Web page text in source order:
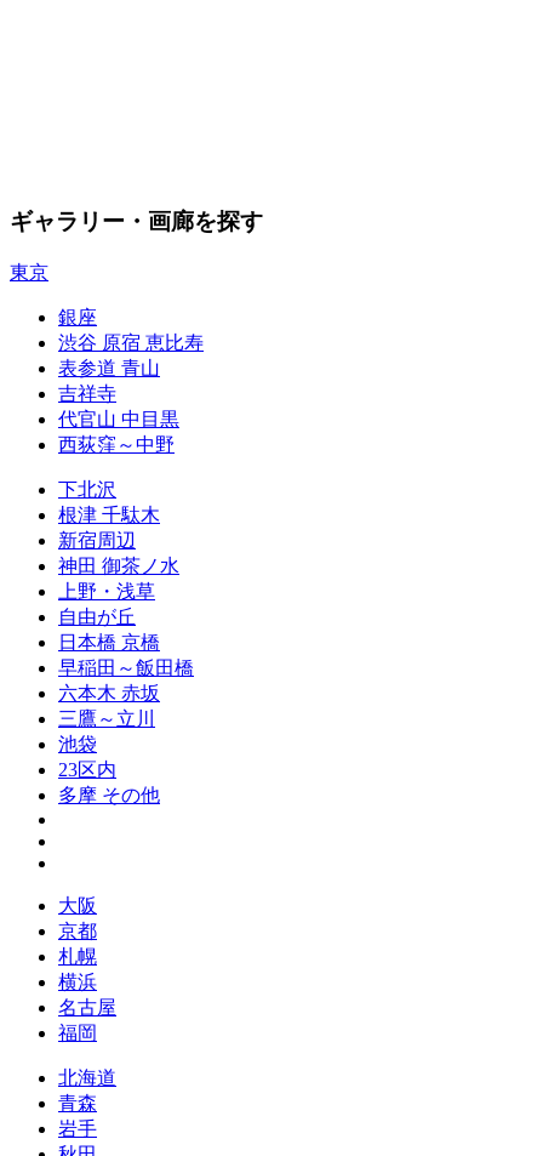
ギャラリー・画廊を探す
東京
銀座
渋谷 原宿 恵比寿
表参道 青山
吉祥寺
代官山 中目黒
西荻窪～中野
下北沢
根津 千駄木
新宿周辺
神田 御茶ノ水
上野・浅草
自由が丘
日本橋 京橋
早稲田～飯田橋
六本木 赤坂
三鷹～立川
池袋
23区内
多摩 その他
大阪
京都
札幌
横浜
名古屋
福岡
北海道
青森
岩手